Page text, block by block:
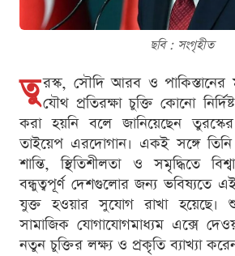
ছবি : সংগৃহীত
তু রস্ক, সৌদি আরব ও পাকিস্তানের
যৌথ প্রতিরক্ষা চুক্তি কোনো
করা হয়নি বলে জানিয়েছেন তুরস্কের
তাইয়েপ এরদোগান। একই সঙ্গে
শান্তি, স্থিতিশীলতা ও সমৃদ্ধিতে
বন্ধুত্বপূর্ণ দেশগুলোর জন্য ভবিষ্যতে এই
যুক্ত হওয়ার সুযোগ রাখা হয়েছে।
সামাজিক যোগাযোগমাধ্যম এক্সে
নতুন চুক্তির লক্ষ্য ও প্রকৃতি ব্যাখ্যা